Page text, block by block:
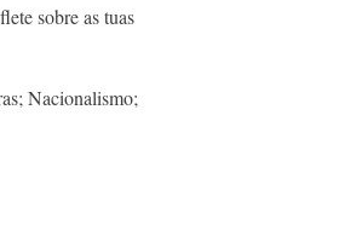
sobre as tuas
Nacionalismo;